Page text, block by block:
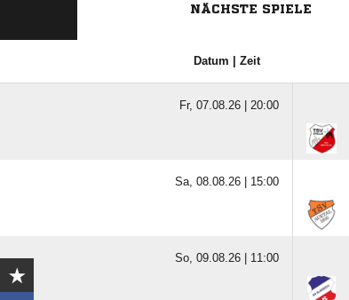
NÄCHSTE SPIELE
Datum | Zeit
Fr, 07.08.26 | 20:00
Sa, 08.08.26 | 15:00
So, 09.08.26 | 11:00